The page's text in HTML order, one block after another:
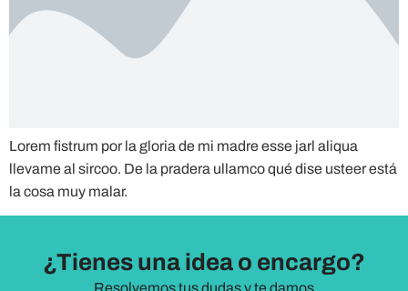
Lorem fistrum por la gloria de mi madre esse jarl aliqua
llevame al sircoo. De la pradera ullamco qué dise usteer está
la cosa muy malar.
¿Tienes una idea o encargo?
Resolvemos tus dudas y te damos